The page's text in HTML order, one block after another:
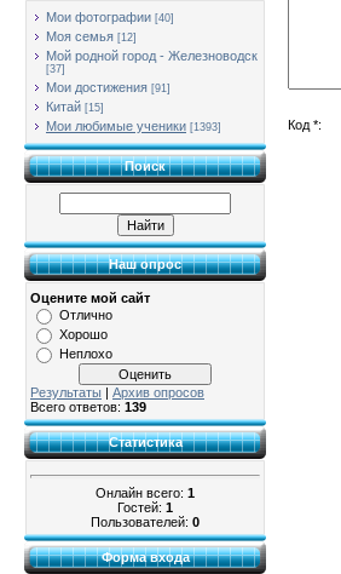
Мои фотографии [40]
Моя семья [12]
Мой родной город - Железноводск
[37]
Мои достижения [91]
Китай [15]
Мои любимые ученики [1393]
Поиск
Наш опрос
Оцените мой сайт
Отлично
Хорошо
Неплохо
Результаты | Архив опросов
Всего ответов: 139
Статистика
Онлайн всего: 1
Гостей: 1
Пользователей: 0
Форма входа
Код *: